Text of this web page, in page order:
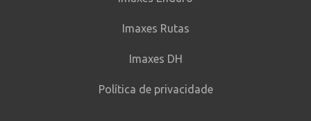
Imaxes Rutas
Imaxes DH
Política de privacidade